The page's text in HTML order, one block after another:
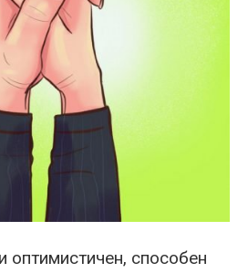
оптимистичен, способен